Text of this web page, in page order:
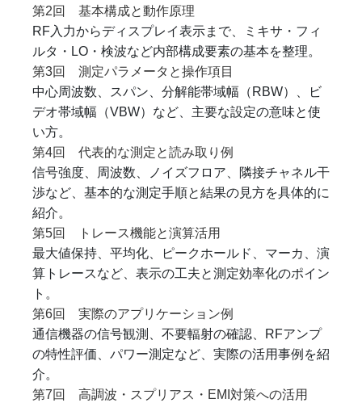
第2回 基本構成と動作原理
RF入力からディスプレイ表示まで、ミキサ・フィ
ルタ・LO・検波など内部構成要素の基本を整理。
第3回 測定パラメータと操作項目
中心周波数、スパン、分解能帯域幅（RBW）、ビ
デオ帯域幅（VBW）など、主要な設定の意味と使
い方。
第4回 代表的な測定と読み取り例
信号強度、周波数、ノイズフロア、隣接チャネル干
渉など、基本的な測定手順と結果の見方を具体的に
紹介。
第5回 トレース機能と演算活用
最大値保持、平均化、ピークホールド、マーカ、演
算トレースなど、表示の工夫と測定効率化のポイン
ト。
第6回 実際のアプリケーション例
通信機器の信号観測、不要輻射の確認、RFアンプ
の特性評価、パワー測定など、実際の活用事例を紹
介。
第7回 高調波・スプリアス・EMI対策への活用